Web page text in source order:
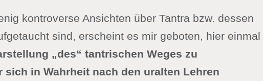
kontroverse Ansichten über Tantra bzw. dessen
sind, erscheint es mir geboten, hier einmal
„des“ tantrischen Weges zu
sich in Wahrheit nach den uralten Lehren